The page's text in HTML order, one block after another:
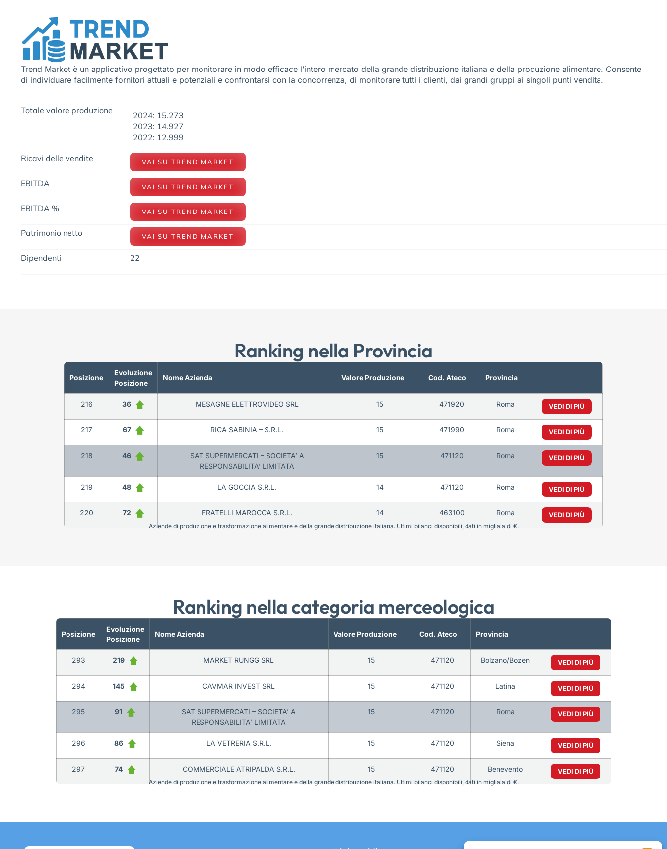
Trend Market è un applicativo progettato per monitorare in modo efficace l’intero mercato della grande distribuzione italiana e della produzione alimentare. Consente
di individuare facilmente fornitori attuali e potenziali e confrontarsi con la concorrenza, di monitorare tutti i clienti, dai grandi gruppi ai singoli punti vendita.
Totale valore produzione
2024: 15.273
2023: 14.927
2022: 12.999
Ricavi delle vendite VAI SU TREND MARKET
EBITDA VAI SU TREND MARKET
EBITDA % VAI SU TREND MARKET
Patrimonio netto VAI SU TREND MARKET
Dipendenti 22
Ranking nella Provincia
Posizione
Evoluzione
Posizione
Nome Azienda Valore Produzione Cod. Ateco Provincia
216 36 MESAGNE ELETTROVIDEO SRL 15 471920 Roma VEDI DI PIÙ
217 67 RICA SABINIA – S.R.L. 15 471990 Roma VEDI DI PIÙ
218 46
SAT SUPERMERCATI – SOCIETA’ A
RESPONSABILITA’ LIMITATA
15 471120 Roma VEDI DI PIÙ
219 48 LA GOCCIA S.R.L. 14 471120 Roma VEDI DI PIÙ
220 72 FRATELLI MAROCCA S.R.L. 14 463100 Roma VEDI DI PIÙ
Aziende di produzione e trasformazione alimentare e della grande distribuzione italiana. Ultimi bilanci disponibili, dati in migliaia di €.
Ranking nella categoria merceologica
Posizione
Evoluzione
Posizione
Nome Azienda Valore Produzione Cod. Ateco Provincia
293 219 MARKET RUNGG SRL 15 471120 Bolzano/Bozen VEDI DI PIÙ
294 145 CAVMAR INVEST SRL 15 471120 Latina VEDI DI PIÙ
295 91
SAT SUPERMERCATI – SOCIETA’ A
RESPONSABILITA’ LIMITATA
15 471120 Roma VEDI DI PIÙ
296 86 LA VETRERIA S.R.L. 15 471120 Siena VEDI DI PIÙ
297 74 COMMERCIALE ATRIPALDA S.R.L. 15 471120 Benevento VEDI DI PIÙ
Aziende di produzione e trasformazione alimentare e della grande distribuzione italiana. Ultimi bilanci disponibili, dati in migliaia di €.